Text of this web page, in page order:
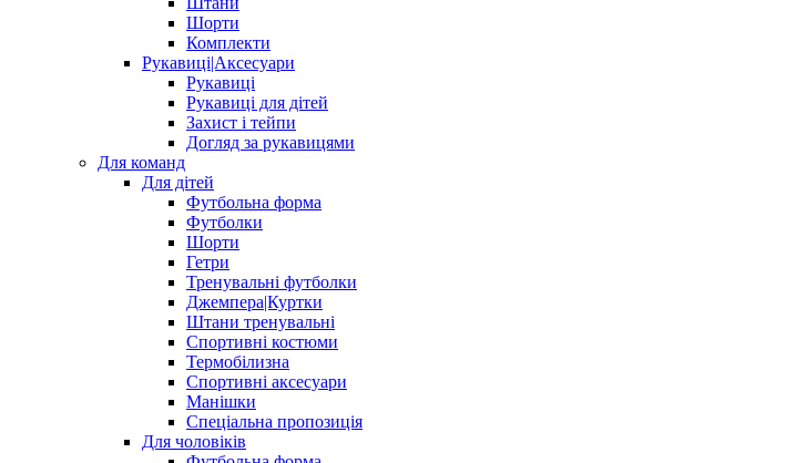
Шорти
Комплекти
Рукавиці|Аксесуари
Рукавиці
Рукавиці для дітей
Захист і тейпи
Догляд за рукавицями
Для команд
Для дітей
Футбольна форма
Футболки
Шорти
Гетри
Тренувальні футболки
Джемпера|Куртки
Штани тренувальні
Спортивні костюми
Термобілизна
Спортивні аксесуари
Манішки
Спеціальна пропозиція
Для чоловіків